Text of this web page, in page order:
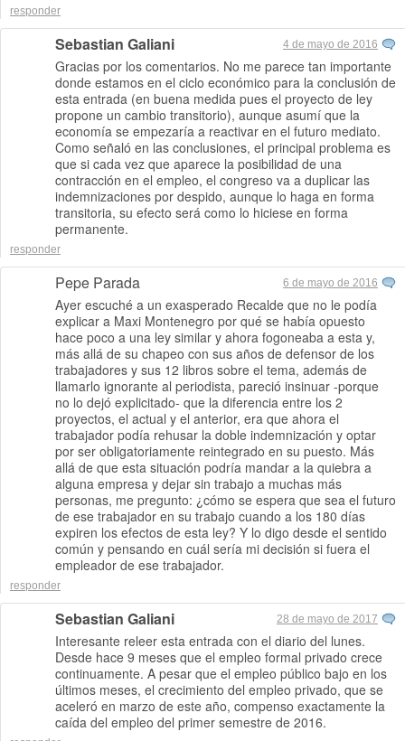
responder
Sebastian Galiani 4 de mayo de 2016
Gracias por los comentarios. No me parece tan importante
donde estamos en el ciclo económico para la conclusión de
esta entrada (en buena medida pues el proyecto de ley
propone un cambio transitorio), aunque asumí que la
economía se empezaría a reactivar en el futuro mediato.
Como señaló en las conclusiones, el principal problema es
que si cada vez que aparece la posibilidad de una
contracción en el empleo, el congreso va a duplicar las
indemnizaciones por despido, aunque lo haga en forma
transitoria, su efecto será como lo hiciese en forma
permanente.
responder
Pepe Parada 6 de mayo de 2016
Ayer escuché a un exasperado Recalde que no le podía
explicar a Maxi Montenegro por qué se había opuesto
hace poco a una ley similar y ahora fogoneaba a esta y,
más allá de su chapeo con sus años de defensor de los
trabajadores y sus 12 libros sobre el tema, además de
llamarlo ignorante al periodista, pareció insinuar -porque
no lo dejó explicitado- que la diferencia entre los 2
proyectos, el actual y el anterior, era que ahora el
trabajador podía rehusar la doble indemnización y optar
por ser obligatoriamente reintegrado en su puesto. Más
allá de que esta situación podría mandar a la quiebra a
alguna empresa y dejar sin trabajo a muchas más
personas, me pregunto: ¿cómo se espera que sea el futuro
de ese trabajador en su trabajo cuando a los 180 días
expiren los efectos de esta ley? Y lo digo desde el sentido
común y pensando en cuál sería mi decisión si fuera el
empleador de ese trabajador.
responder
Sebastian Galiani 28 de mayo de 2017
Interesante releer esta entrada con el diario del lunes.
Desde hace 9 meses que el empleo formal privado crece
continuamente. A pesar que el empleo público bajo en los
últimos meses, el crecimiento del empleo privado, que se
aceleró en marzo de este año, compenso exactamente la
caída del empleo del primer semestre de 2016.